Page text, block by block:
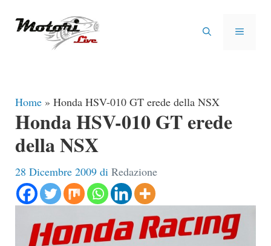
MENU
Home » Honda HSV-010 GT erede della NSX
Honda HSV-010 GT erede
della NSX
28 Dicembre 2009 di Redazione